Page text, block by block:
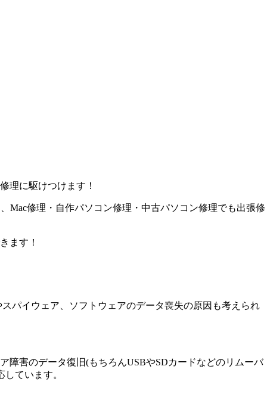
理に駆けつけます！
Mac修理・自作パソコン修理・中古パソコン修理でも出張修
ます！
パイウェア、ソフトウェアのデータ喪失の原因も考えられ
障害のデータ復旧(もちろんUSBやSDカードなどのリムーバ
ています。